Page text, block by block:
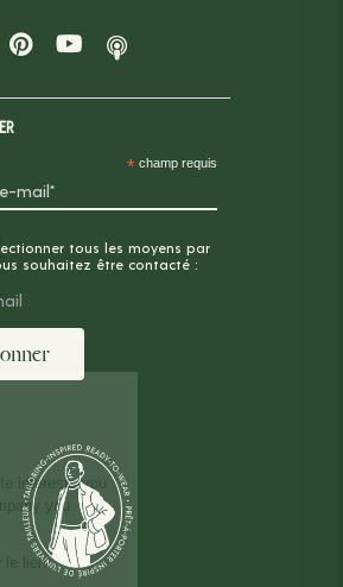
* champ requis
tous les moyens par
souhaitez être contacté :